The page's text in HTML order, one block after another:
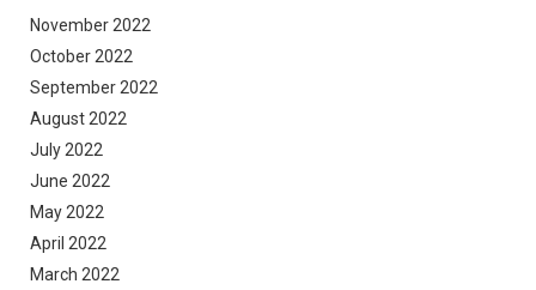
November 2022
October 2022
September 2022
August 2022
July 2022
June 2022
May 2022
April 2022
March 2022